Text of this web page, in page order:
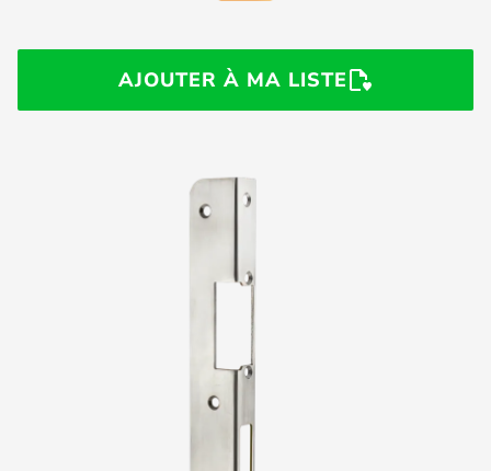
AJOUTER À MA LISTE